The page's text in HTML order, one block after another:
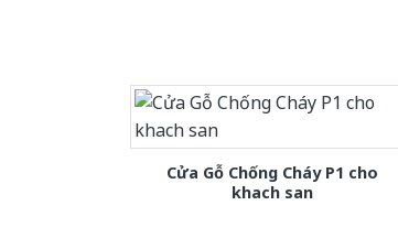
Cửa Gỗ Chống Cháy P1 cho
khach san